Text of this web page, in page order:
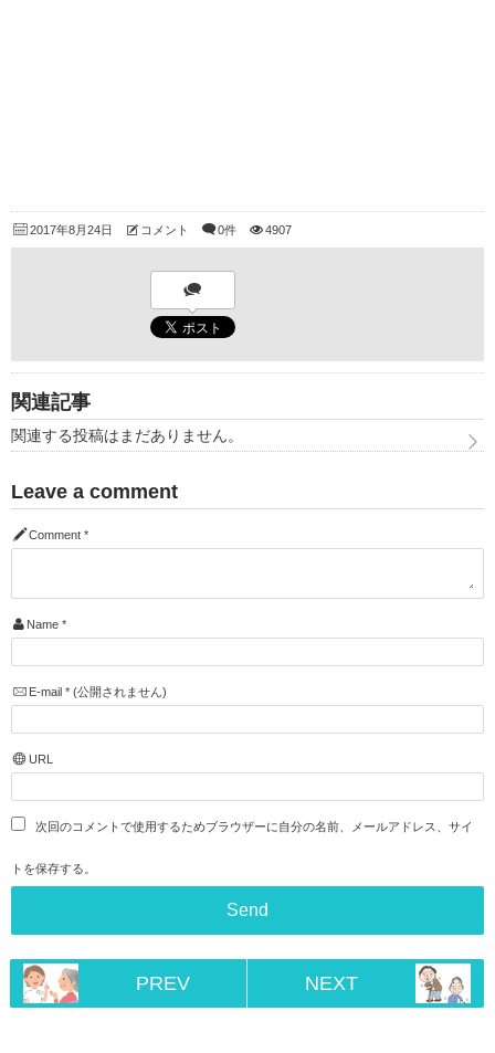
2017年8月24日 コメント 0件 4907
関連記事
関連する投稿はまだありません。
Leave a comment
Comment *
Name *
E-mail *(公開されません)
URL
次回のコメントで使用するためブラウザーに自分の名前、メールアドレス、サイ
トを保存する。
PREV NEXT